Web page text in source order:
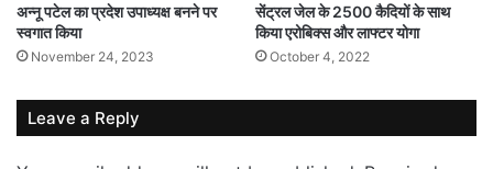
अन्नू पटेल का प्रदेश उपाध्यक्ष बनने पर
स्वगात किया
November 24, 2023
सेंट्रल जेल के 2500 कैदियों के साथ
किया एरोबिक्स और लाफ्टर योगा
October 4, 2022
Leave a Reply